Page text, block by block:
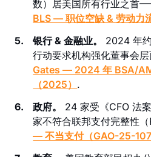
数）居美国所有行业之首
BLS — 职位空缺 & 劳动力
5.
银行 & 金融业。
2024 年
行动要求机构强化董事会
Gates — 2024 年 BSA/
（2025） .
6.
政府。
24 家受《CFO 法
家不符合联邦支付完整性（
— 不当支付（GAO-25-